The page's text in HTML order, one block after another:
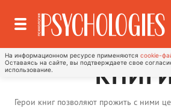
На информационном ресурсе применяются cookie-
Оставаясь на сайте, вы подтверждаете свое
использование.
Герои книг позволяют прожить с ними